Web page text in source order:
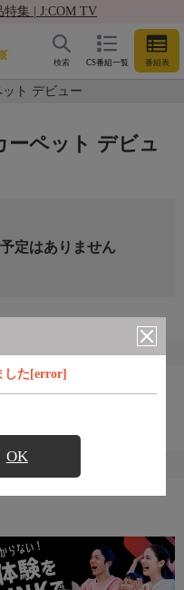
集 | J:COM TV
CS番組一覧 番組表
検索
ト デビュー
した[error]
OK
ーペット デビュ
定はありません